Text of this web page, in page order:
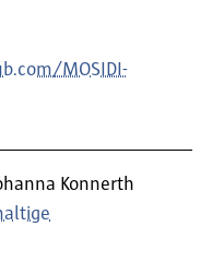
MOSIDI-
Konnerth